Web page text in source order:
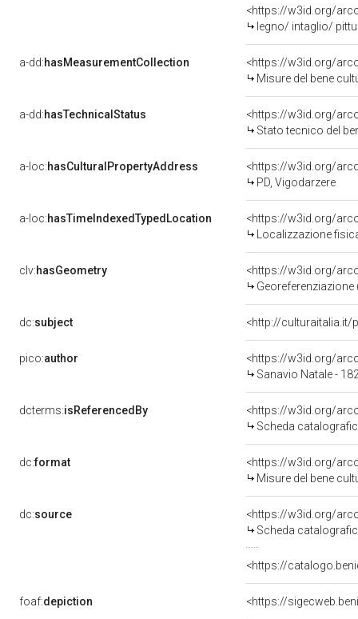
<https://w3id.org/
legno/ intaglio/
a-dd:hasMeasurementCollection
<https://w3id.org/
Misure del bene
a-dd:hasTechnicalStatus
<https://w3id.org/
Stato tecnico del
a-loc:hasCulturalPropertyAddress
<https://w3id.org/
PD, Vigodarzere
a-loc:hasTimeIndexedTypedLocation
<https://w3id.org/
Localizzazione
clv:hasGeometry
<https://w3id.org/
Georeferenziazione
dc:subject <http://culturaitalia.it/
pico:author
<https://w3id.org/
Sanavio Natale -
dcterms:isReferencedBy
<https://w3id.org/
Scheda
dc:format
<https://w3id.org/
Misure del bene
dc:source
<https://w3id.org/
Scheda
<https://
foaf:depiction <https://